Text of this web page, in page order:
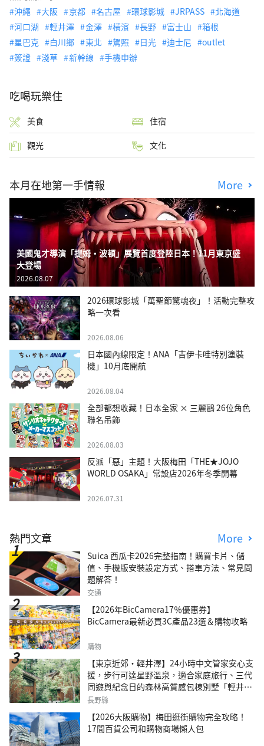
沖繩 大阪 京都 名古屋 環球影城 JRPASS
北海道
河口湖
輕井澤 金澤 橫濱 長野 富士山
箱根
星巴克
白川鄉 東北 駕照 日光 迪士尼
outlet
簽證
淺草 新幹線 手機申辦
吃喝玩樂住
美食 住宿
觀光 文化
本月在地第一手情報 More
美國鬼才導演「提姆・波頓」展覽首度登陸日本！11月東京盛
大登場
2026.08.07
2026環球影城「萬聖節驚魂夜」！活動完整攻
略一次看
2026.08.06
日本國內線限定！ANA「吉伊卡哇特別塗裝
機」10月底開航
2026.08.04
全部都想收藏！日本全家 × 三麗鷗 26位角色
聯名吊飾
2026.08.03
反派「惡」主題！大阪梅田「THE★JOJO
WORLD OSAKA」常設店2026年冬季開幕
2026.07.31
熱門文章 More
Suica 西瓜卡2026完整指南！購買卡片、儲
值、手機版安裝設定方式、搭車方法、常見問
題解答！
交通
【2026年BicCamera17％優惠券】
BicCamera最新必買3C產品23選＆購物攻略
購物
【東京近郊・輕井澤】24小時中文管家安心支
援，步行可達星野溫泉，適合家庭旅行、三代
同遊與紀念日的森林高質感包棟別墅「輕井澤
森四季VILLA」
長野縣
【2026大阪購物】梅田逛街購物完全攻略！
17間百貨公司和購物商場懶人包